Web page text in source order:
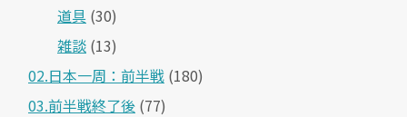
道具 (30)
雑談 (13)
02.日本一周：前半戦 (180)
03.前半戦終了後 (77)